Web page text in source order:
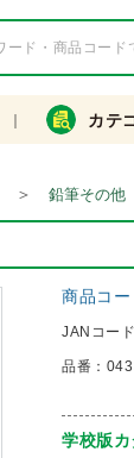
カテ
＞ 鉛筆その他
商品コー
JANコー
品番：
学校版